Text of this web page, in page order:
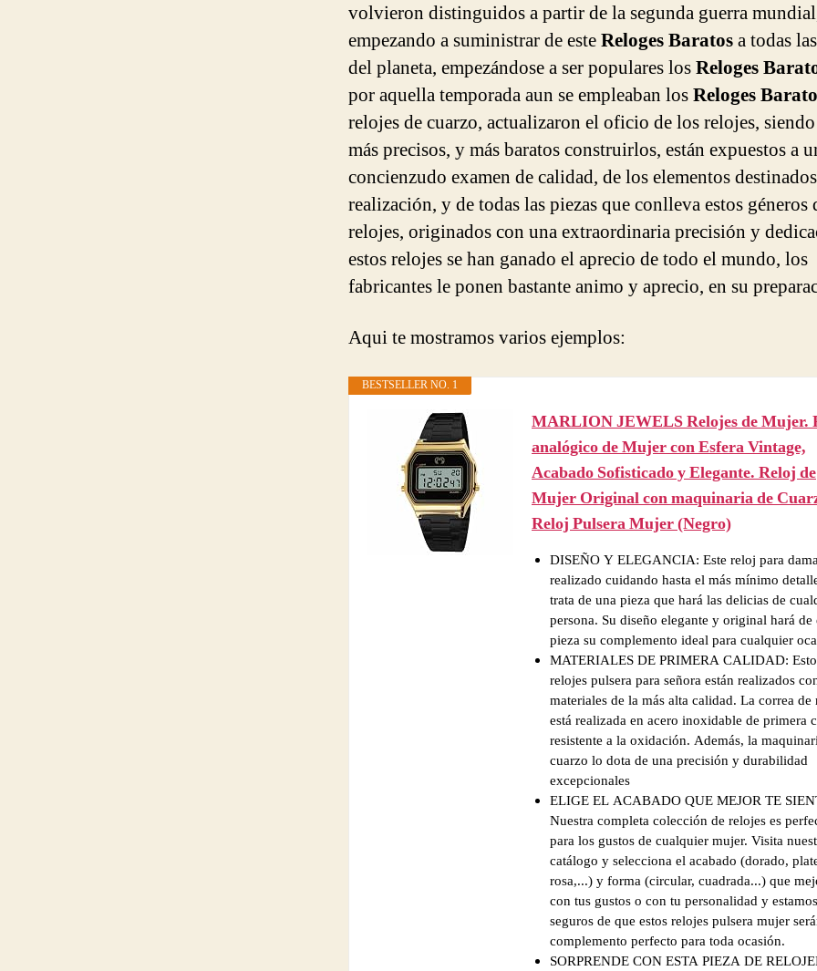
volvieron distinguidos a partir de la segunda guerra
empezando a suministrar de esteReloges Baratosa todas
del planeta, empezándose a ser populares losReloges
por aquella temporada aun se empleaban losReloges
relojes de cuarzo, actualizaron el oficio de los relojes,
más precisos, y más baratos construirlos, están expuestos a
concienzudo examen de calidad, de los elementos
realización, y de todas las piezas que conlleva estos géneros
relojes, originados con una extraordinaria precisión y
estos relojes se han ganado el aprecio de todo el mundo, los
fabricantes le ponen bastante animo y aprecio, en su
Aqui te mostramos varios ejemplos:
BESTSELLER NO. 1
MARLION JEWELS Relojes de Mujer.
analógico de Mujer con Esfera Vintage,
Acabado Sofisticado y Elegante. Reloj de
Mujer Original con maquinaria de
Reloj Pulsera Mujer (Negro)
DISEÑO Y ELEGANCIA: Este reloj para
realizado cuidando hasta el más mínimo
trata de una pieza que hará las delicias de
persona. Su diseño elegante y original hará de
pieza su complemento ideal para cualquier
MATERIALES DE PRIMERA CALIDAD:
relojes pulsera para señora están realizados
materiales de la más alta calidad. La correa de
está realizada en acero inoxidable de primera
resistente a la oxidación. Además, la
cuarzo lo dota de una precisión y durabilidad
excepcionales
ELIGE EL ACABADO QUE MEJOR TE
Nuestra completa colección de relojes es
para los gustos de cualquier mujer. Visita
catálogo y selecciona el acabado (dorado,
rosa,...) y forma (circular, cuadrada...) que
con tus gustos o con tu personalidad y estamos
seguros de que estos relojes pulsera mujer
complemento perfecto para toda ocasión.
SORPRENDE CON ESTA PIEZA DE